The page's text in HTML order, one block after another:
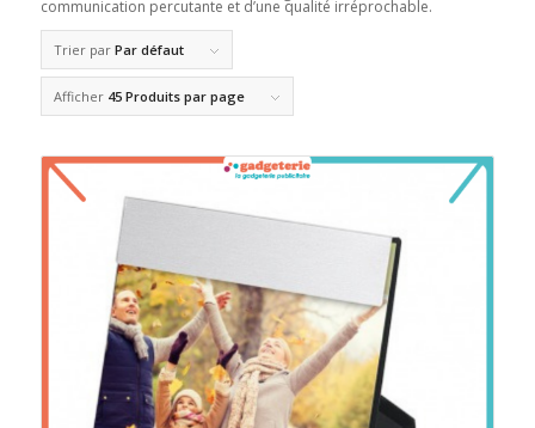
communication percutante et d’une qualité irréprochable.
Trier par Par défaut
Afficher 45 Produits par page